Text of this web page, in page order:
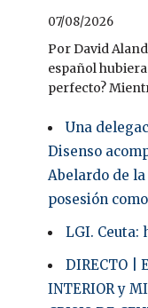
07/08/2026
Por David
español
perfecto?
Una
Disenso
Abelardo de
posesión
LGI. Ceuta:
DIRECTO |
INTERIOR y